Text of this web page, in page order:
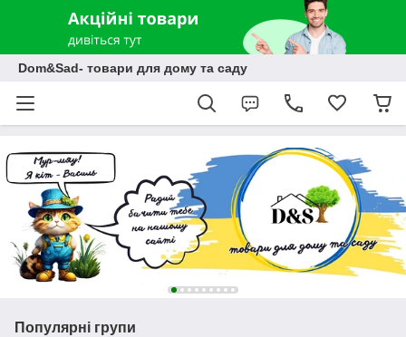
Dom&Sad- товари для дому та саду
Популярні групи